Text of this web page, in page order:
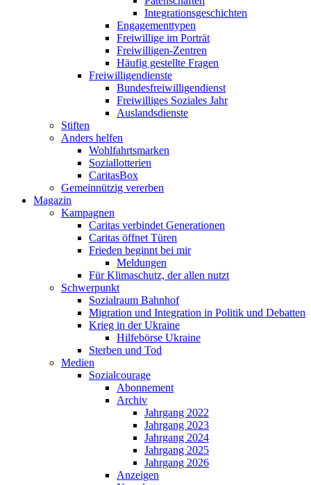
Integrationsgeschichten
Engagementtypen
Freiwillige im Porträt
Freiwilligen-Zentren
Häufig gestellte Fragen
Freiwilligendienste
Bundesfreiwilligendienst
Freiwilliges Soziales Jahr
Auslandsdienste
Stiften
Anders helfen
Wohlfahrtsmarken
Soziallotterien
CaritasBox
Gemeinnützig vererben
Magazin
Kampagnen
Caritas verbindet Generationen
Caritas öffnet Türen
Frieden beginnt bei mir
Meldungen
Für Klimaschutz, der allen nutzt
Schwerpunkt
Sozialraum Bahnhof
Migration und Integration in Politik und Debatten
Krieg in der Ukraine
Hilfebörse Ukraine
Sterben und Tod
Medien
Sozialcourage
Abonnement
Archiv
Jahrgang 2022
Jahrgang 2023
Jahrgang 2024
Jahrgang 2025
Jahrgang 2026
Anzeigen